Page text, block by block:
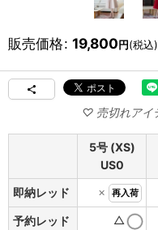
販売価格: 19,800円(税込)
5号 (XS)
US0
即納レッド
× 再入荷
予約レッド △